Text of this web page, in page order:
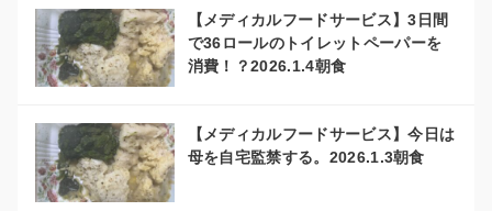
【メディカルフードサービス】3日間
で36ロールのトイレットペーパーを
消費！？2026.1.4朝食
【メディカルフードサービス】今日は
母を自宅監禁する。2026.1.3朝食